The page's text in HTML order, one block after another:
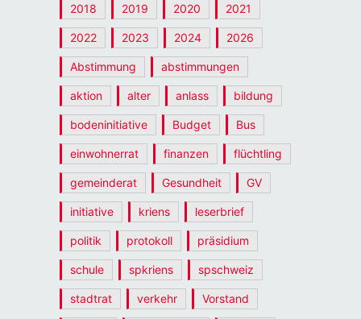
2018 2019 2020 2021
2022 2023 2024 2026
Abstimmung abstimmungen
aktion alter anlass bildung
bodeninitiative Budget Bus
einwohnerrat finanzen flüchtling
gemeinderat Gesundheit GV
initiative kriens leserbrief
politik protokoll präsidium
schule spkriens spschweiz
stadtrat verkehr Vorstand